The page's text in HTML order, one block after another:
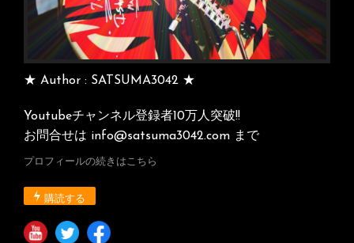
★ Author : SATSUMA3042 ★
Youtubeチャンネル登録者10万人突破!!
お問合せは info@satsuma3042.com まで
プロフィールの続きはこちら
購読する